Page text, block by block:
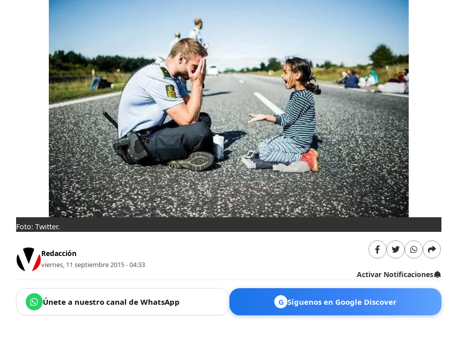
Foto: Twitter.
Redacción
viernes, 11 septiembre 2015 - 04:33
Activar Notificaciones
Únete a nuestro canal de WhatsApp G Síguenos en Google Discover